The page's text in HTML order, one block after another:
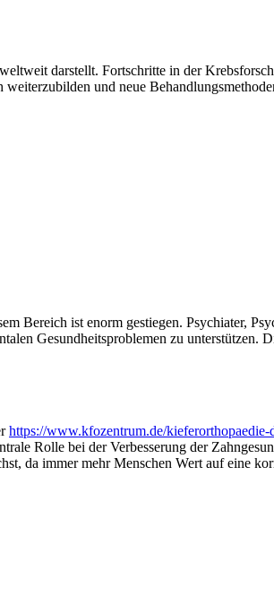
darstellt. Fortschritte in der
und neue
Bereich ist enorm gestiegen. Psychiater,
Gesundheitsproblemen zu unterstützen.
https://www.kfozentrum.de/kieferorthopaedie-
Rolle bei der Verbesserung der
da immer mehr Menschen Wert auf eine